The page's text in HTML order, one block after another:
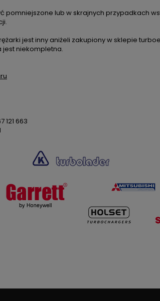
pomniejszone lub w skrajnych przypadkach
jest inny aniżeli zakupiony w sklepie
niekompletna.
121 663